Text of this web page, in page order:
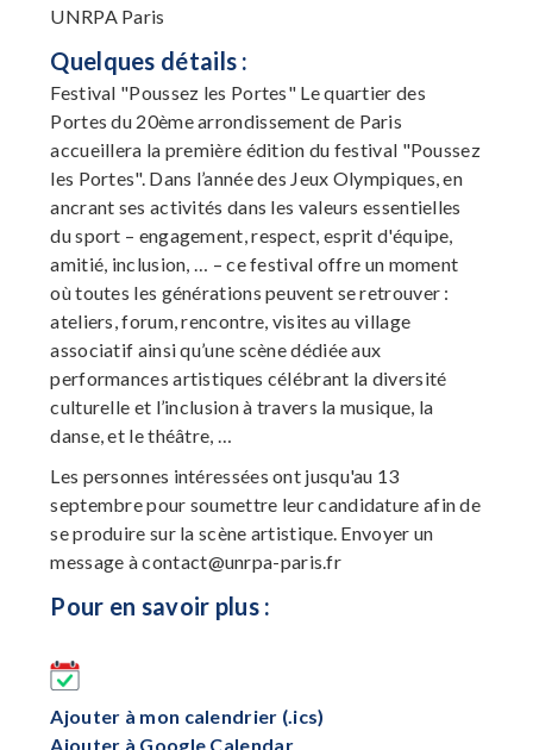
UNRPA Paris
Quelques détails :
Festival "Poussez les Portes" Le quartier des
Portes du 20ème arrondissement de Paris
accueillera la première édition du festival "Poussez
les Portes". Dans l’année des Jeux Olympiques, en
ancrant ses activités dans les valeurs essentielles
du sport – engagement, respect, esprit d'équipe,
amitié, inclusion, … – ce festival offre un moment
où toutes les générations peuvent se retrouver :
ateliers, forum, rencontre, visites au village
associatif ainsi qu’une scène dédiée aux
performances artistiques célébrant la diversité
culturelle et l’inclusion à travers la musique, la
danse, et le théâtre, …
Les personnes intéressées ont jusqu'au 13
septembre pour soumettre leur candidature afin de
se produire sur la scène artistique. Envoyer un
message àcontact@unrpa-paris.fr
Pour en savoir plus :
Ajouter à mon calendrier (.ics)
Ajouter à Google Calendar